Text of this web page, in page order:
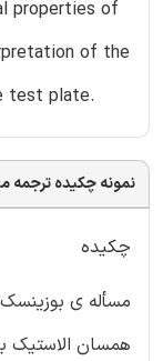
properties of
of the
test plate.
نمونه چکیده ترجمه
چکیده
مسأله ی
همسان الاستیک